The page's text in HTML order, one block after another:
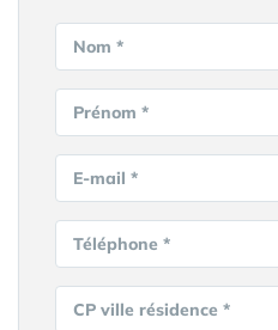
Nom *
Prénom *
E-mail *
Téléphone *
CP ville résidence *